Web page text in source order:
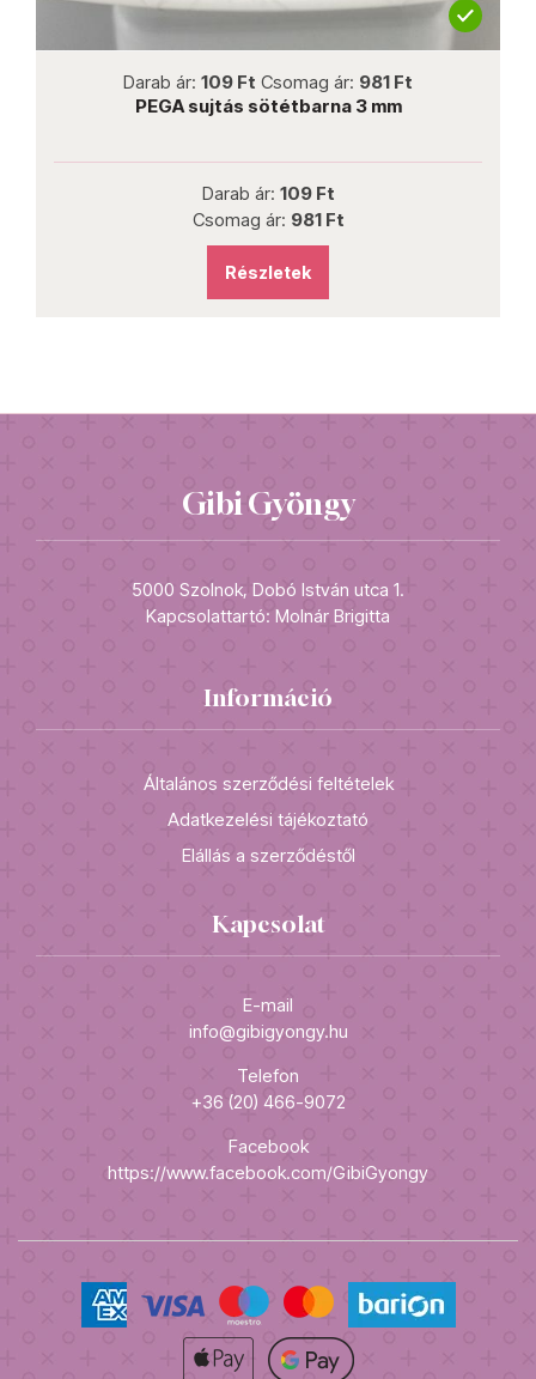
Darab ár: 109 Ft Csomag ár: 981 Ft
PEGA sujtás sötétbarna 3 mm
Darab ár: 109 Ft
Csomag ár: 981 Ft
Részletek
Gibi Gyöngy
5000 Szolnok, Dobó István utca 1.
Kapcsolattartó: Molnár Brigitta
Információ
Általános szerződési feltételek
Adatkezelési tájékoztató
Elállás a szerződéstől
Kapcsolat
E-mail
info@gibigyongy.hu
Telefon
+36 (20) 466-9072
Facebook
https://www.facebook.com/GibiGyongy